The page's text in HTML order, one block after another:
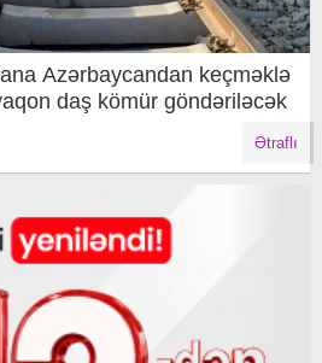
Azərbaycandan keçməklə
daş kömür göndəriləcək
Ətraflı